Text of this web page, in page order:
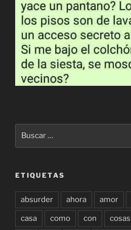
ETIQUETAS
absurder ahora amor
casa como con cosas